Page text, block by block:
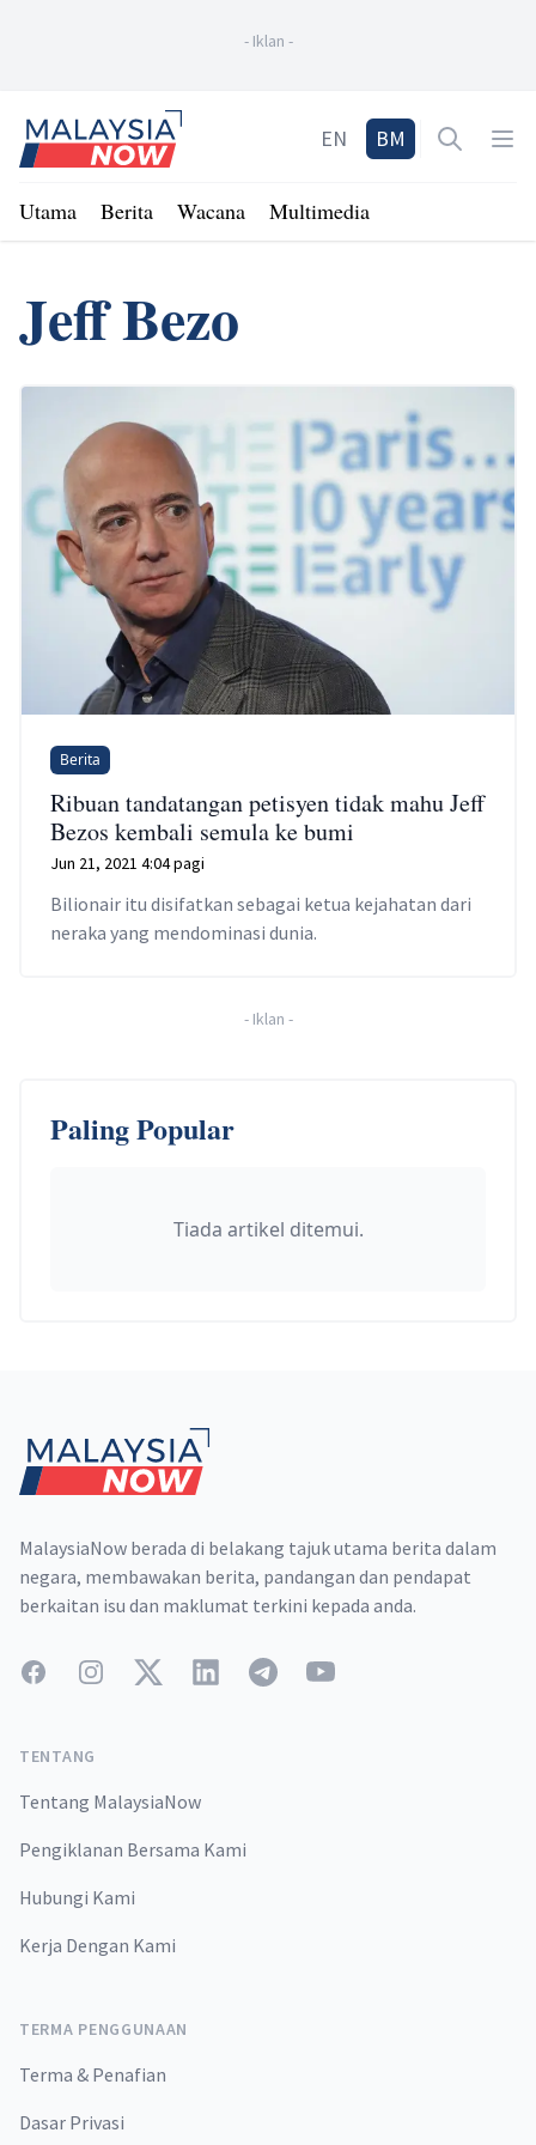
- Iklan -
Home
EN BM Open
Utama Berita Wacana Multimedia
Jeff Bezo
Berita
Ribuan tandatangan petisyen tidak mahu Jeff
Bezos kembali semula ke bumi
Jun 21, 2021 4:04 pagi
Bilionair itu disifatkan sebagai ketua kejahatan dari
neraka yang mendominasi dunia.
- Iklan -
Paling Popular
Tiada artikel ditemui.
MalaysiaNow berada di belakang tajuk utama berita dalam
negara, membawakan berita, pandangan dan pendapat
berkaitan isu dan maklumat terkini kepada anda.
FacebookInstagramTwitterLinkedInTelegramYouTube
TENTANG
Tentang MalaysiaNow
Pengiklanan Bersama Kami
Hubungi Kami
Kerja Dengan Kami
TERMA PENGGUNAAN
Terma & Penafian
Dasar Privasi